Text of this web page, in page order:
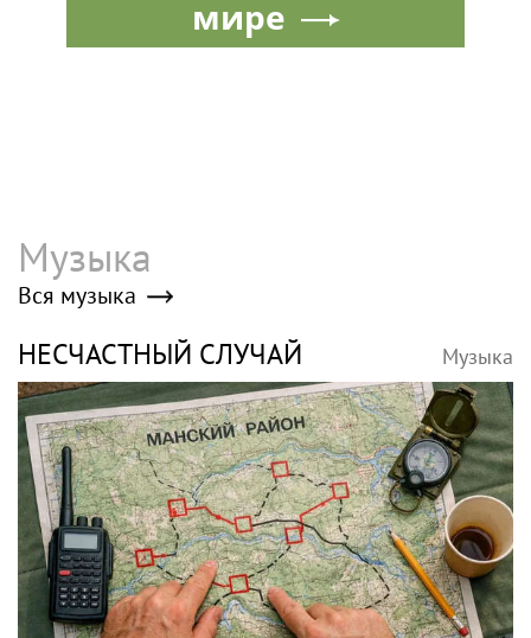
мире
Музыка
Вся музыка
НЕСЧАСТНЫЙ СЛУЧАЙ Музыка